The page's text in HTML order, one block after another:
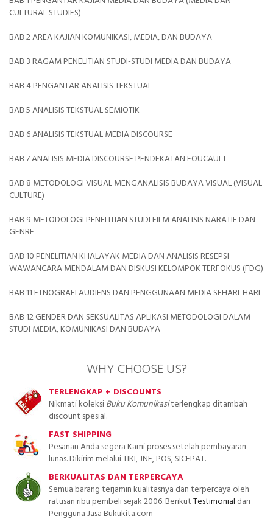
CULTURAL STUDIES)
BAB 2 AREA KAJIAN KOMUNIKASI, MEDIA, DAN BUDAYA
BAB 3 RAGAM PENELITIAN STUDI-STUDI MEDIA DAN BUDAYA
BAB 4 PENGANTAR ANALISIS TEKSTUAL
BAB 5 ANALISIS TEKSTUAL SEMIOTIK
BAB 6 ANALISIS TEKSTUAL MEDIA DISCOURSE
BAB 7 ANALISIS MEDIA DISCOURSE PENDEKATAN FOUCAULT
BAB 8 METODOLOGI VISUAL MENGANALISIS BUDAYA VISUAL (VISUAL
CULTURE)
BAB 9 METODOLOGI PENELITIAN STUDI FILM ANALISIS NARATIF DAN
GENRE
BAB 10 PENELITIAN KHALAYAK MEDIA DAN ANALISIS RESEPSI
WAWANCARA MENDALAM DAN DISKUSI KELOMPOK TERFOKUS (FDG)
BAB 11 ETNOGRAFI AUDIENS DAN PENGGUNAAN MEDIA SEHARI-HARI
BAB 12 GENDER DAN SEKSUALITAS APLIKASI METODOLOGI DALAM
STUDI MEDIA, KOMUNIKASI DAN BUDAYA
WHY CHOOSE US?
TERLENGKAP + DISCOUNTS
Nikmati koleksiBuku Komunikasiterlengkap ditambah
discount spesial.
FAST SHIPPING
Pesanan Anda segera Kami proses setelah pembayaran
lunas. Dikirim melalui TIKI, JNE, POS, SICEPAT.
BERKUALITAS DAN TERPERCAYA
Semua barang terjamin kualitasnya dan terpercaya oleh
ratusan ribu pembeli sejak 2006. BerikutTestimonial dari
Pengguna Jasa Bukukita.com